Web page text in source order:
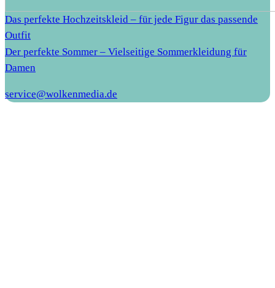
Das perfekte Hochzeitskleid – für jede Figur das passende
Outfit
Der perfekte Sommer – Vielseitige Sommerkleidung für
Damen
service@wolkenmedia.de